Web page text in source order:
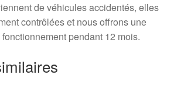
de véhicules accidentés, elles
contrôlées et nous offrons une
pendant 12 mois.